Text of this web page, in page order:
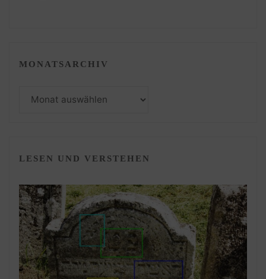
MONATSARCHIV
LESEN UND VERSTEHEN